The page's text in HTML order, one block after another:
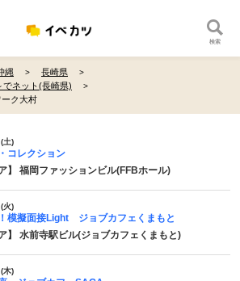
検索
縄
長崎県
ネット(長崎県)
ク大村
土)
コレクション
】 福岡ファッションビル(FFBホール)
火)
模擬面接Light ジョブカフェくまもと
】 水前寺駅ビル(ジョブカフェくまもと)
木)